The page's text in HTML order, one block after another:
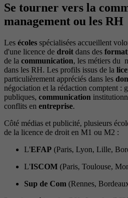
Se tourner vers la
management ou les RH
Les écoles spécialisées accueillent
d'une licence de droit dans des
de la communication, les métiers du
dans les RH. Les profils issus de la
particulièrement appréciés dans les
négociation et la rédaction comptent :
publiques, communication
conflits en entreprise.
Côté médias et publicité, plusieurs
de la licence de droit en M1 ou M2 :
L'EFAP (Paris, Lyon, Lille,
L'ISCOM (Paris, Toulouse,
Sup de Com (Rennes,